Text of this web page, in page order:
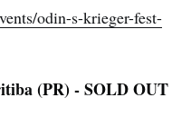
odin-s-krieger-fest-
(PR) - SOLD OUT